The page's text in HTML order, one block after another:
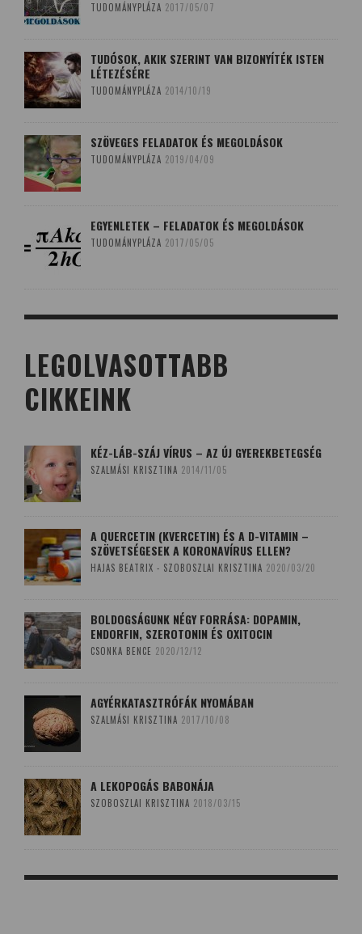
TUDOMÁNYPLÁZA 2017/05/07
TUDÓSOK, AKIK SZERINT VAN BIZONYÍTÉK ISTEN
LÉTEZÉSÉRE
TUDOMÁNYPLÁZA 2014/10/19
SZÖVEGES FELADATOK ÉS MEGOLDÁSOK
TUDOMÁNYPLÁZA 2019/04/09
EGYENLETEK – FELADATOK ÉS MEGOLDÁSOK
TUDOMÁNYPLÁZA 2017/05/05
LEGOLVASOTTABB
CIKKEINK
KÉZ-LÁB-SZÁJ VÍRUS – AZ ÚJ GYEREKBETEGSÉG
SZALMÁSI KRISZTINA 2014/11/05
A QUERCETIN (KVERCETIN) ÉS A D-VITAMIN –
SZÖVETSÉGESEK A KORONAVÍRUS ELLEN?
HAJAS BEATRIX - SZOBOSZLAI KRISZTINA 2020/03/20
BOLDOGSÁGUNK NÉGY FORRÁSA: DOPAMIN,
ENDORFIN, SZEROTONIN ÉS OXITOCIN
CSONKA BENCE 2020/12/12
AGYÉRKATASZTRÓFÁK NYOMÁBAN
SZALMÁSI KRISZTINA 2017/10/08
A LEKOPOGÁS BABONÁJA
SZOBOSZLAI KRISZTINA 2018/03/15